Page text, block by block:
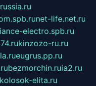
net-life.net.ru
electro.spb.ru
kinzozo-ru.ru
eugrus.pp.ru
bezmorchin.ruia2.ru
kolosok-elita.ru